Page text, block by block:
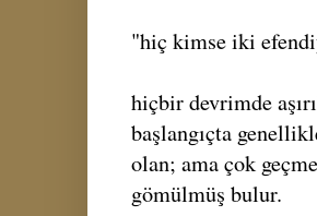
"hiç kimse iki
hiçbir devrimde
başlangıçta
olan; ama çok
gömülmüş bulur.